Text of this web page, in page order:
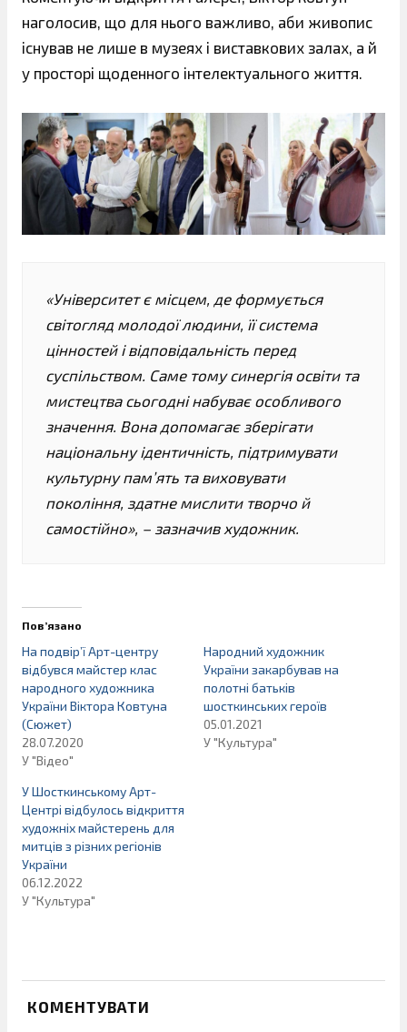
наголосив, що для нього важливо, аби живопис
існував не лише в музеях і виставкових залах, а й
у просторі щоденного інтелектуального життя.
«Університет є місцем, де формується
світогляд молодої людини, її система
цінностей і відповідальність перед
суспільством. Саме тому синергія освіти та
мистецтва сьогодні набуває особливого
значення. Вона допомагає зберігати
національну ідентичність, підтримувати
культурну пам’ять та виховувати
покоління, здатне мислити творчо й
самостійно», – зазначив художник.
Пов’язано
На подвір’ї Арт-центру
відбувся майстер клас
народного художника
України Віктора Ковтуна
(Сюжет)
28.07.2020
У "Відео"
Народний художник
України закарбував на
полотні батьків
шосткинських героїв
05.01.2021
У "Культура"
У Шосткинському Арт-
Центрі відбулось відкриття
художніх майстерень для
митців з різних регіонів
України
06.12.2022
У "Культура"
КОМЕНТУВАТИ